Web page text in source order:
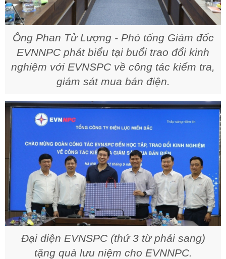
Ông Phan Tử Lượng - Phó tổng Giám đốc
EVNNPC phát biểu tại buổi trao đổi kinh
nghiệm với EVNSPC về công tác kiểm tra,
giám sát mua bán điện.
Đại diện EVNSPC (thứ 3 từ phải sang)
tặng quà lưu niệm cho EVNNPC.